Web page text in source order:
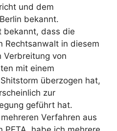
und dem
bekannt.
bekannt, dass die
Rechtsanwalt in diesem
Verbreitung von
mit einem
überzogen hat,
zur
geführt hat.
Verfahren aus